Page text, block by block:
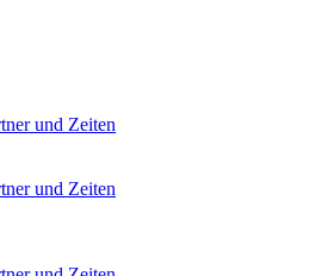
und Zeiten
und Zeiten